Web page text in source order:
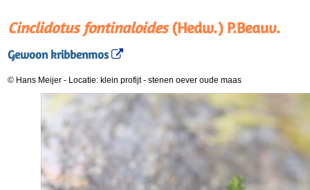
Cinclidotus fontinaloides(Hedw.) P.Beauv.
Gewoon kribbenmos
© Hans Meijer - Locatie: klein profijt- stenen oever oude maas